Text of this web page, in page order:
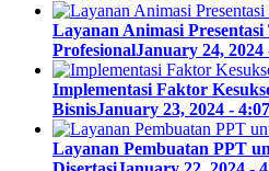
Layanan Animasi
ProfesionalJanuary 24, 2024
Implementasi Faktor
BisnisJanuary 23, 2024 -
Layanan Pembuatan PPT